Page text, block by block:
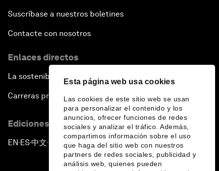
Esta página web usa cookies
Las cookies de este sitio web se usan
para personalizar el contenido y los
anuncios, ofrecer funciones de redes
sociales y analizar el tráfico. Además,
compartimos información sobre el uso
que haga del sitio web con nuestros
partners de redes sociales, publicidad y
análisis web, quienes pueden
Suscríbase a nuestros boletines
Contacte con nosotros
Enlaces directos
La sostenibilidad en el Foro
Carreras profesionales
Ediciones en otros idiomas
EN ▪ ES▪中文▪ 日本語